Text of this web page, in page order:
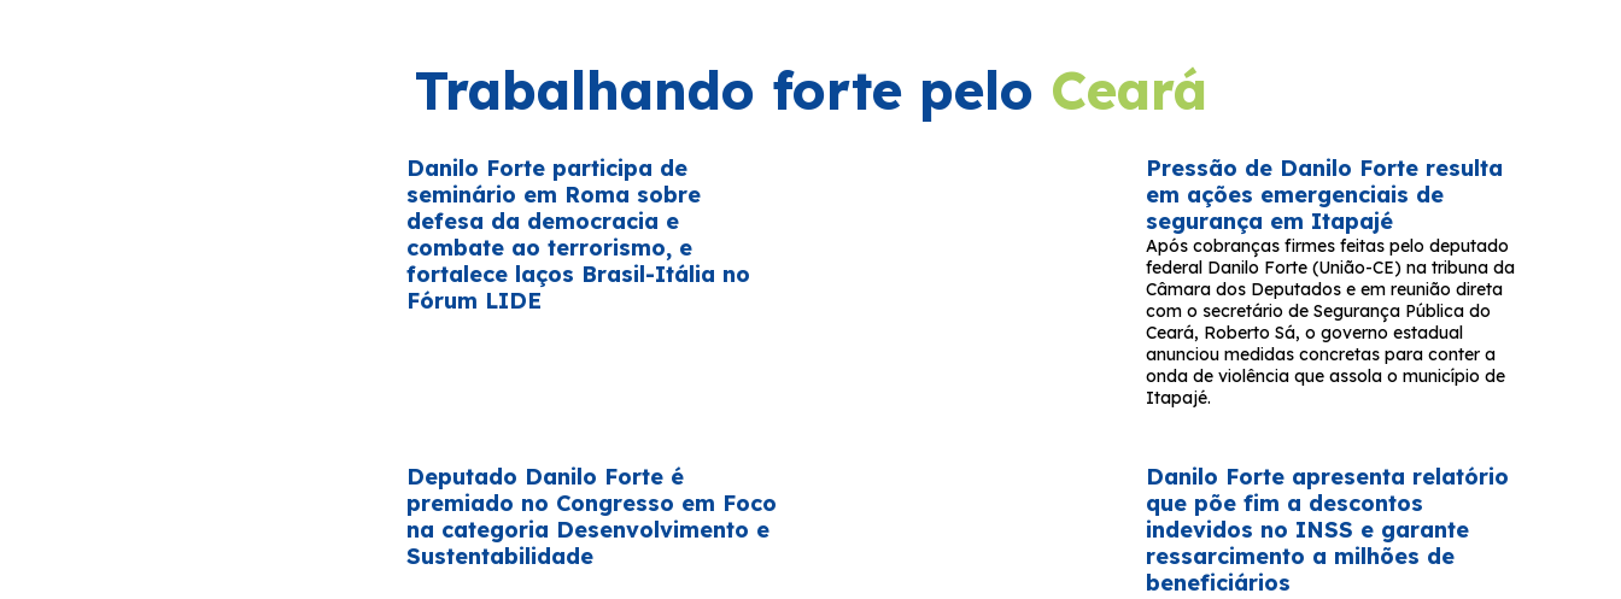
Trabalhando forte pelo Ceará
Danilo Forte participa de
seminário em Roma sobre
defesa da democracia e
combate ao terrorismo, e
fortalece laços Brasil-Itália no
Fórum LIDE
Pressão de Danilo Forte resulta
em ações emergenciais de
segurança em Itapajé
Após cobranças firmes feitas pelo deputado
federal Danilo Forte (União-CE) na tribuna da
Câmara dos Deputados e em reunião direta
com o secretário de Segurança Pública do
Ceará, Roberto Sá, o governo estadual
anunciou medidas concretas para conter a
onda de violência que assola o município de
Itapajé.
Deputado Danilo Forte é
premiado no Congresso em Foco
na categoria Desenvolvimento e
Sustentabilidade
Danilo Forte apresenta relatório
que põe fim a descontos
indevidos no INSS e garante
ressarcimento a milhões de
beneficiários